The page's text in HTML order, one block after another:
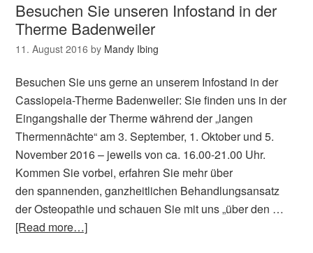
Besuchen Sie unseren Infostand in der
Therme Badenweiler
11. August 2016 by Mandy Ibing
Besuchen Sie uns gerne an unserem Infostand in der
Cassiopeia-Therme Badenweiler: Sie finden uns in der
Eingangshalle der Therme während der „langen
Thermennächte“ am 3. September, 1. Oktober und 5.
November 2016 – jeweils von ca. 16.00-21.00 Uhr.
Kommen Sie vorbei, erfahren Sie mehr über
den spannenden, ganzheitlichen Behandlungsansatz
der Osteopathie und schauen Sie mit uns „über den …
[Read more…]